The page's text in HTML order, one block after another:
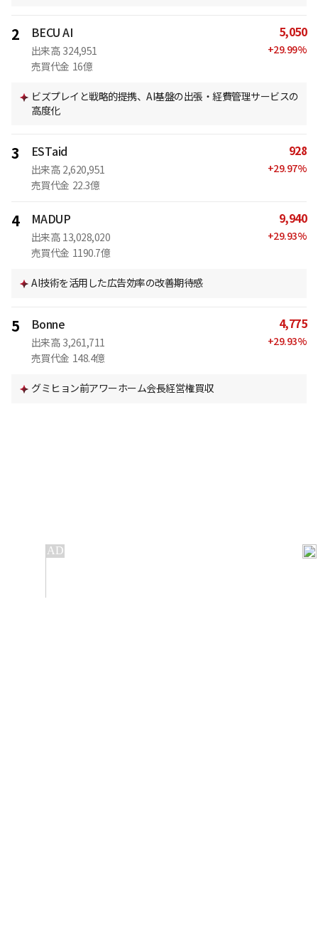
2 BECU AI
出来高 324,951
売買代金 16億
5,050
+29.99%
ビズプレイと戦略的提携、AI基盤の出張・経費管理サービスの
高度化
3 ESTaid
出来高 2,620,951
売買代金 22.3億
928
+29.97%
4 MADUP
出来高 13,028,020
売買代金 1190.7億
9,940
+29.93%
AI技術を活用した広告効率の改善期待感
5 Bonne
出来高 3,261,711
売買代金 148.4億
4,775
+29.93%
グミヒョン前アワーホーム会長経営権買収
金融